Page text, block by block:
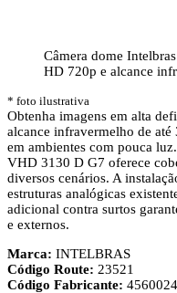
Câmera dome
HD 720p e alcance
* foto ilustrativa
Obtenha imagens em alta
alcance infravermelho de
em ambientes com pouca
VHD 3130 D G7 oferece
diversos cenários. A
estruturas analógicas
adicional contra surtos
e externos.
Marca: INTELBRAS
Código Route: 23521
Código Fabricante: 4560024